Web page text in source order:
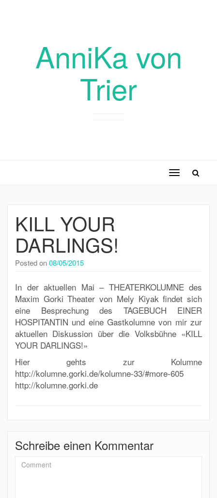
AnniKa von
Trier
Toggle
KILL YOUR
DARLINGS!
Posted on08/05/2015
In der aktuellen Mai – THEATERKOLUMNE des
Maxim Gorki Theater von Mely Kiyak findet sich
eine Besprechung des TAGEBUCH EINER
HOSPITANTIN und eine Gastkolumne von mir zur
aktuellen Diskussion über die Volksbühne «KILL
YOUR DARLINGS!»
Hier gehts zur Kolumne
http://kolumne.gorki.de/kolumne-33/#more-605
http://kolumne.gorki.de
Schreibe einen Kommentar